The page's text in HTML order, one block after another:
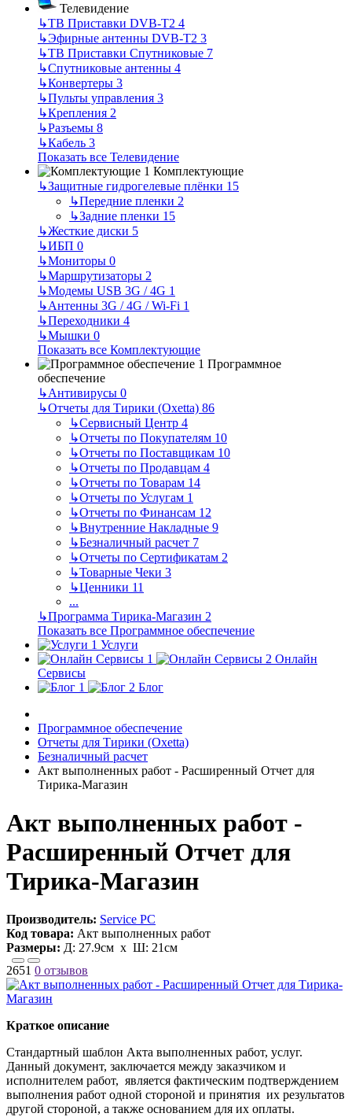
Телевидение
↳ТВ Приставки DVB-T2 4
↳Эфирные антенны DVB-T2 3
↳ТВ Приставки Спутниковые 7
↳Спутниковые антенны 4
↳Конвертеры 3
↳Пульты управления 3
↳Крепления 2
↳Разъемы 8
↳Кабель 3
Показать все Телевидение
Комплектующие
↳Защитные гидрогелевые плёнки 15
↳Передние пленки 2
↳Задние пленки 15
↳Жесткие диски 5
↳ИБП 0
↳Мониторы 0
↳Маршрутизаторы 2
↳Модемы USB 3G / 4G 1
↳Антенны 3G / 4G / Wi-Fi 1
↳Переходники 4
↳Мышки 0
Показать все Комплектующие
Программное
обеспечение
↳Антивирусы 0
↳Отчеты для Тирики (Oxetta) 86
↳Сервисный Центр 4
↳Отчеты по Покупателям 10
↳Отчеты по Поставщикам 10
↳Отчеты по Продавцам 4
↳Отчеты по Товарам 14
↳Отчеты по Услугам 1
↳Отчеты по Финансам 12
↳Внутренние Накладные 9
↳Безналичный расчет 7
↳Отчеты по Сертификатам 2
↳Товарные Чеки 3
↳Ценники 11
...
↳Программа Тирика-Магазин 2
Показать все Программное обеспечение
Услуги
Онлайн
Сервисы
Блог
Программное обеспечение
Отчеты для Тирики (Oxetta)
Безналичный расчет
Акт выполненных работ - Расширенный Отчет для
Тирика-Магазин
Акт выполненных работ -
Расширенный Отчет для
Тирика-Магазин
Производитель: Service PC
Код товара: Акт выполненных работ
Размеры: Д: 27.9см х Ш: 21см
2651 0 отзывов
Краткое описание
Стандартный шаблон ​Акта выполненных работ, услуг.
Данный документ, заключается между заказчиком и
исполнителем работ, является фактическим подтверждением
выполнения работ одной стороной и принятия их результатов
другой стороной, а также основанием для их оплаты.